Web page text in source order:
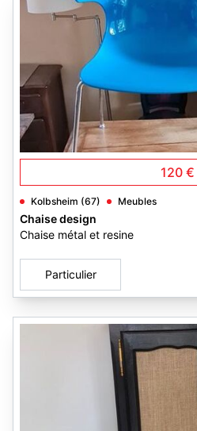
120 €
Kolbsheim (67) Meubles
Chaise design
Chaise métal et resine
Particulier